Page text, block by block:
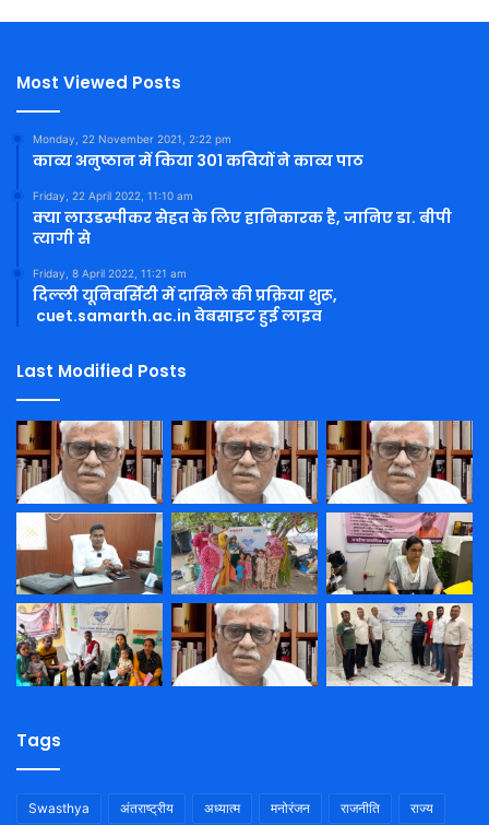
Most Viewed Posts
Monday, 22 November 2021, 2:22 pm
काव्य अनुष्ठान में किया 301 कवियों ने काव्य पाठ
Friday, 22 April 2022, 11:10 am
क्या लाउडस्पीकर सेहत के लिए हानिकारक है, जानिए डा. बीपी
त्यागी से
Friday, 8 April 2022, 11:21 am
दिल्ली यूनिवर्सिटी में दाखिले की प्रक्रिया शुरू,
cuet.samarth.ac.in वेबसाइट हुई लाइव
Last Modified Posts
Tags
Swasthya अंतराष्ट्रीय अध्यात्म मनोरंजन राजनीति राज्य